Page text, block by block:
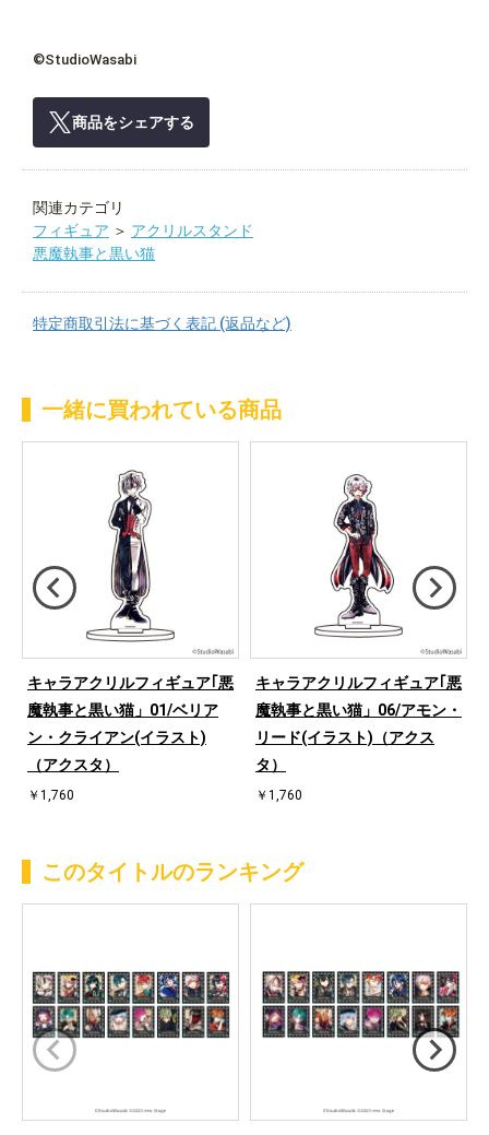
©StudioWasabi
商品をシェアする
関連カテゴリ
フィギュア ＞ アクリルスタンド
悪魔執事と黒い猫
特定商取引法に基づく表記 (返品など)
一緒に買われている商品
キャラアクリルフィギュア｢悪
魔執事と黒い猫」01/ベリア
ン・クライアン(イラスト)
（アクスタ）
￥1,760
キャラアクリルフィギュア｢悪
魔執事と黒い猫」06/アモン・
リード(イラスト)（アクス
タ）
￥1,760
このタイトルのランキング